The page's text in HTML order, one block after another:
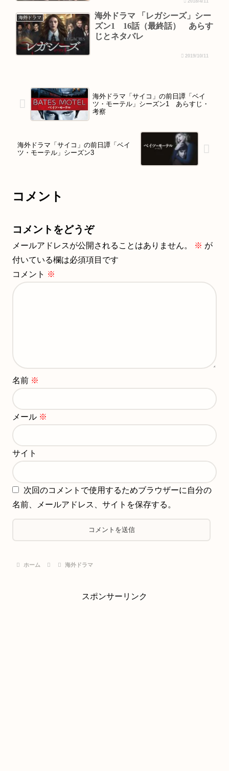
2018/4/11
海外ドラマ
海外ドラマ 「レガシーズ」シー
ズン1 16話（最終話） あらす
じとネタバレ
2019/10/11
海外ドラマ「サイコ」の前日譚「ベイ
ツ・モーテル」シーズン1 あらすじ・
考察
海外ドラマ「サイコ」の前日譚「ベイ
ツ・モーテル」シーズン3
コメント
コメントをどうぞ
メールアドレスが公開されることはありません。 ※ が
付いている欄は必須項目です
コメント ※
名前 ※
メール ※
サイト
次回のコメントで使用するためブラウザーに自分の
名前、メールアドレス、サイトを保存する。
ホーム 海外ドラマ
スポンサーリンク